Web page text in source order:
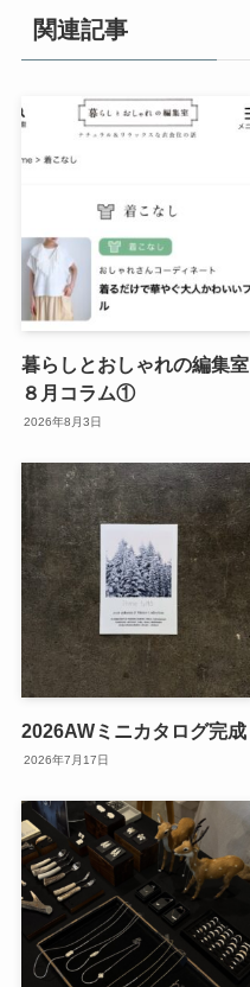
関連記事
暮らしとおしゃれの編集室
８月コラム①
2026年8月3日
2026AWミニカタログ完成
2026年7月17日